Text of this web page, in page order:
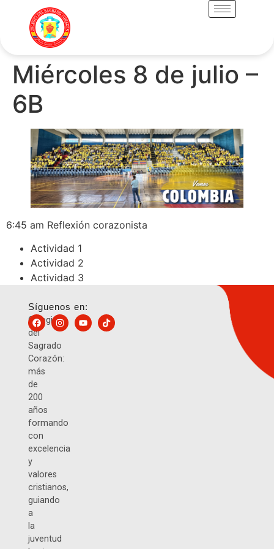
Miércoles 8 de julio –
6B
6:45 am Reflexión corazonista
Actividad 1
Actividad 2
Actividad 3
Colegio
del
Sagrado
Corazón:
más
de
200
años
formando
con
excelencia
y
valores
cristianos,
guiando
a
la
juventud
Síguenos en: